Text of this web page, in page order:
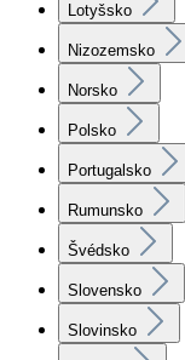
Lotyšsko
Nizozemsko
Norsko
Polsko
Portugalsko
Rumunsko
Švédsko
Slovensko
Slovinsko